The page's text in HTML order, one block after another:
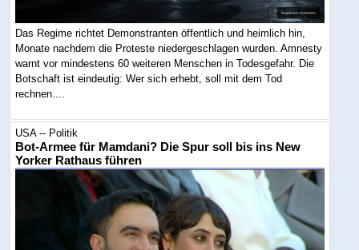
Das Regime richtet Demonstranten öffentlich und heimlich hin,
Monate nachdem die Proteste niedergeschlagen wurden. Amnesty
warnt vor mindestens 60 weiteren Menschen in Todesgefahr. Die
Botschaft ist eindeutig: Wer sich erhebt, soll mit dem Tod
rechnen....
USA -- Politik
Bot-Armee für Mamdani? Die Spur soll bis ins New
Yorker Rathaus führen